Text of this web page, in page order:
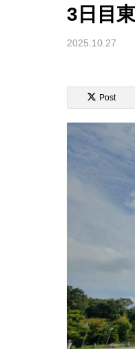
3日目
2025.10.27
Post